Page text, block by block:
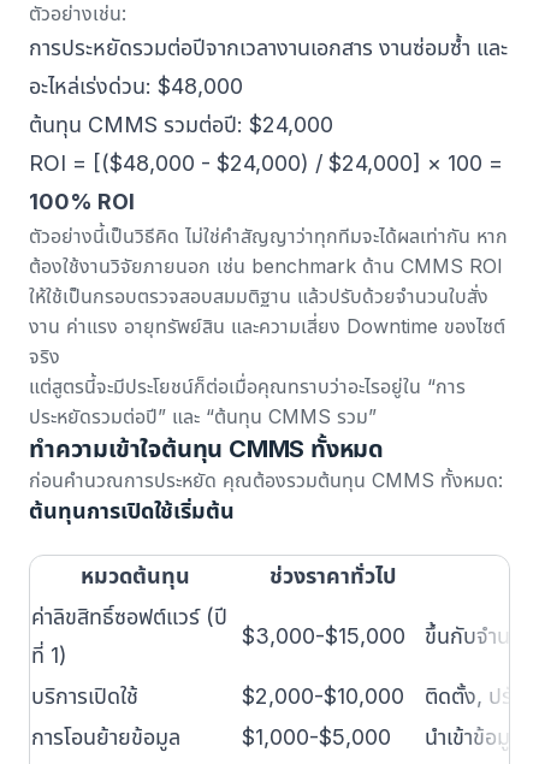
ตัวอย่างเช่น:
การประหยัดรวมต่อปีจากเวลางานเอกสาร งานซ่อมซ้ำ และ
อะไหล่เร่งด่วน: $48,000
ต้นทุน CMMS รวมต่อปี: $24,000
ROI = [($48,000 - $24,000) / $24,000] × 100 =
100% ROI
ตัวอย่างนี้เป็นวิธีคิด ไม่ใช่คำสัญญาว่าทุกทีมจะได้ผลเท่ากัน หาก
ต้องใช้งานวิจัยภายนอก เช่น benchmark ด้าน CMMS ROI
ให้ใช้เป็นกรอบตรวจสอบสมมติฐาน แล้วปรับด้วยจำนวนใบสั่ง
งาน ค่าแรง อายุทรัพย์สิน และความเสี่ยง Downtime ของไซต์
จริง
แต่สูตรนี้จะมีประโยชน์ก็ต่อเมื่อคุณทราบว่าอะไรอยู่ใน “การ
ประหยัดรวมต่อปี” และ “ต้นทุน CMMS รวม”
ทำความเข้าใจต้นทุน CMMS ทั้งหมด
ก่อนคำนวณการประหยัด คุณต้องรวมต้นทุน CMMS ทั้งหมด:
ต้นทุนการเปิดใช้เริ่มต้น
หมวดต้นทุน
ช่วงราคาทั่วไป
ค่าลิขสิทธิ์ซอฟต์แวร์ (ปี
ที่ 1)
$3,000-$15,000 ขึ้นกับจำนวน
บริการเปิดใช้ $2,000-$10,000
ติดตั้ง, ปรับ
การโอนย้ายข้อมูล
$1,000-$5,000 นำเข้าข้อมู